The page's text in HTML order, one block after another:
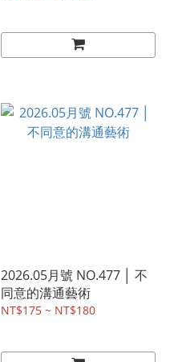
2026.05月號 NO.477 │ 不
同意的溝通藝術
NT$175 ~ NT$180